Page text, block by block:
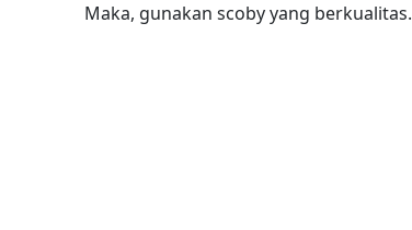
Maka, gunakan scoby yang berkualitas.